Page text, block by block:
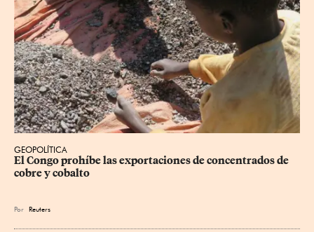
GEOPOLÍTICA
El Congo prohíbe las exportaciones de concentrados de
cobre y cobalto
Por Reuters